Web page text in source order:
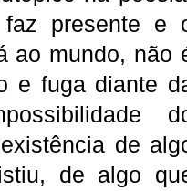
presente e
ao mundo, não
e fuga diante
de
de algo